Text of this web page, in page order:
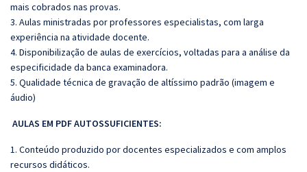
mais cobrados nas provas.
3. Aulas ministradas por professores especialistas, com larga
experiência na atividade docente.
4. Disponibilização de aulas de exercícios, voltadas para a análise da
especificidade da banca examinadora.
5. Qualidade técnica de gravação de altíssimo padrão (imagem e
áudio)
AULAS EM PDF AUTOSSUFICIENTES:
1. Conteúdo produzido por docentes especializados e com amplos
recursos didáticos.